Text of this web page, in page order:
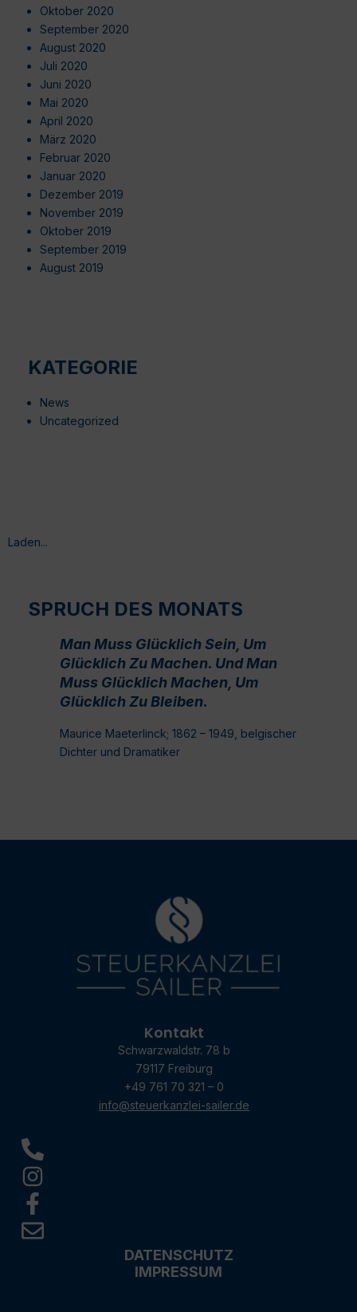
Oktober 2020
September 2020
August 2020
Juli 2020
Juni 2020
Mai 2020
April 2020
März 2020
Februar 2020
Januar 2020
Dezember 2019
November 2019
Oktober 2019
September 2019
August 2019
KATEGORIE
News
Uncategorized
Laden...
SPRUCH DES MONATS
Man Muss Glücklich Sein, Um
Glücklich Zu Machen. Und Man
Muss Glücklich Machen, Um
Glücklich Zu Bleiben.
Maurice Maeterlinck; 1862 – 1949, belgischer
Dichter und Dramatiker
Kontakt
Schwarzwaldstr. 78 b
79117 Freiburg
+49 761 70 321 – 0
info@steuerkanzlei-sailer.de
DATENSCHUTZ
IMPRESSUM